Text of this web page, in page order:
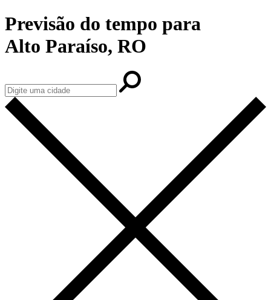
Previsão do tempo para
Alto Paraíso, RO